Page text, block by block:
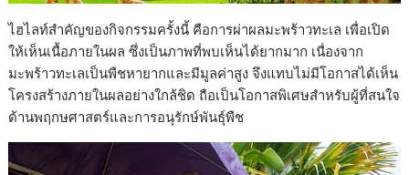
ไฮไลท์สำคัญของกิจกรรมครั้งนี้ คือการผ่าผลมะพร้าวทะเล เพื่อเปิด
ให้เห็นเนื้อภายในผล ซึ่งเป็นภาพที่พบเห็นได้ยากมาก เนื่องจาก
มะพร้าวทะเลเป็นพืชหายากและมีมูลค่าสูง จึงแทบไม่มีโอกาสได้เห็น
โครงสร้างภายในผลอย่างใกล้ชิด ถือเป็นโอกาสพิเศษสำหรับผู้ที่สนใจ
ด้านพฤกษศาสตร์และการอนุรักษ์พันธุ์พืช